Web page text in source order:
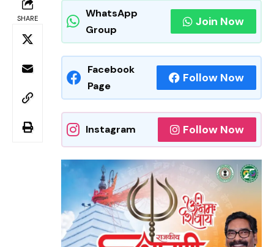
SHARE
WhatsApp
Group
Join Now
Facebook
Page
Follow Now
Instagram Follow Now